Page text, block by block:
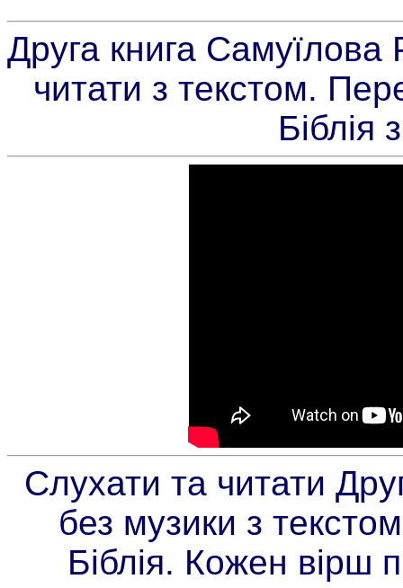
Друга книга Самуїлова
читати з текстом.
Біблія
Слухати та читати
без музики з
Біблія. Кожен вірш